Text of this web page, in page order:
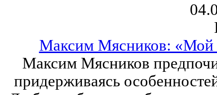
Максим Мясников: «Мой
Максим Мясников
придерживаясь